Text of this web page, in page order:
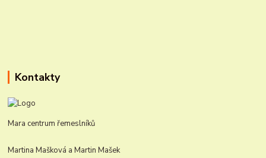
Kontakty
Mara centrum řemeslníků
Martina Mašková a Martin Mašek